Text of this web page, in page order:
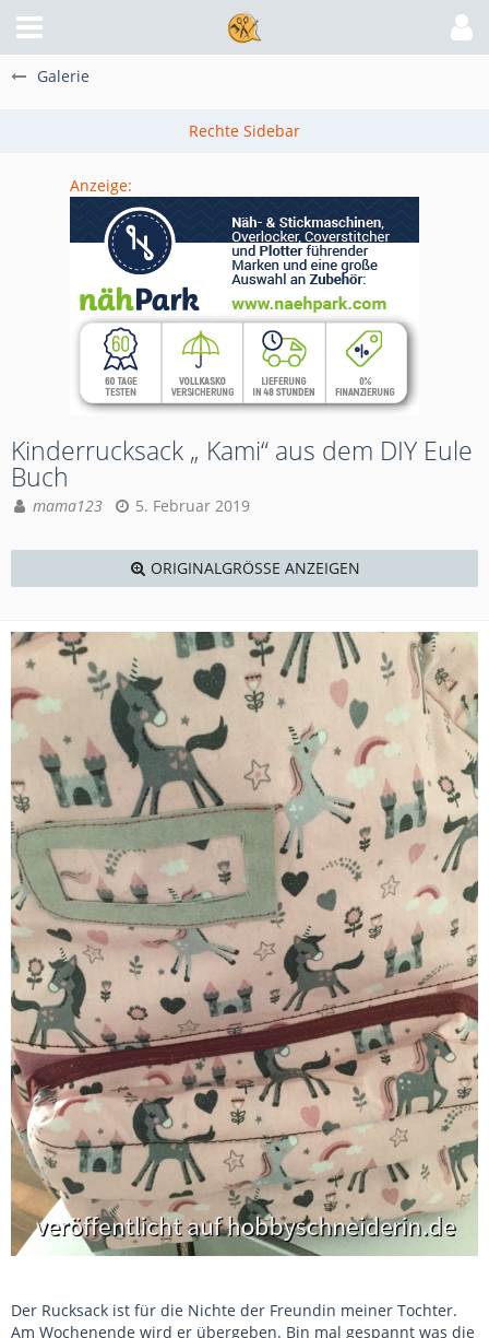
Galerie
Anzeige:
Kinderrucksack „ Kami“ aus dem DIY Eule
Buch
mama123 5. Februar 2019
ORIGINALGRÖSSE ANZEIGEN
Der Rucksack ist für die Nichte der Freundin meiner Tochter.
Am Wochenende wird er übergeben. Bin mal gespannt was die